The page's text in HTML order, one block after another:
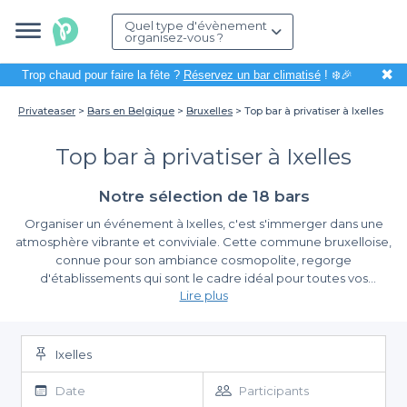
Quel type d'évènement
organisez-vous ?
Trop chaud pour faire la fête ? Réservez un bar climatisé! ❄️🎉 ✖
Privateaser Bars en Belgique Bruxelles Top bar à privatiser à Ixelles
Top bar à privatiser à Ixelles
Notre sélection de 18 bars
Organiser un événement à Ixelles, c'est s'immerger dans une
atmosphère vibrante et conviviale. Cette commune bruxelloise,
connue pour son ambiance cosmopolite, regorge
d'établissements qui sont le cadre idéal pour toutes vos
célébrations, qu'il s'agisse d'un anniversaire, d'un afterwork ou
événement, vous optez pour un lieu chargé de culture et
d'énergie, où chaque coin de rue raconte une histoire.
Chez Privateaser, nous vous facilitons la tâche en vous proposant
une multitude de bars à privatiser à Ixelles. Notre plateforme
vous permet de rechercher et de réserver facilement des
Lire plus
Ixelles
Date Participants